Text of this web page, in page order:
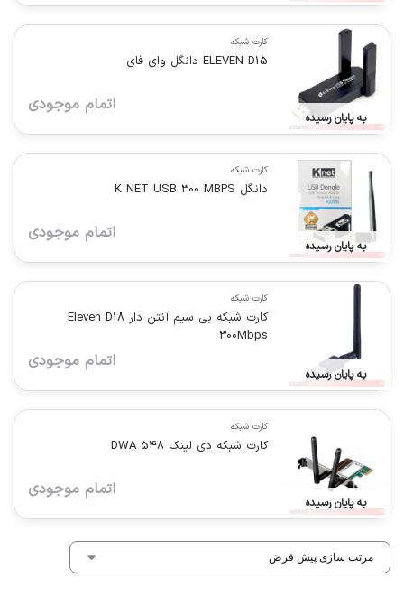
به پایان رسیده
کارت شبکه
ELEVEN D15 دانگل وای فای
اتمام موجودی
به پایان رسیده
کارت شبکه
دانگل K NET USB 300 MBPS
اتمام موجودی
به پایان رسیده
کارت شبکه
کارت شبکه بی سیم آنتن دار Eleven D18
300Mbps
اتمام موجودی
به پایان رسیده
کارت شبکه
کارت شبکه دی لینک DWA 548
اتمام موجودی